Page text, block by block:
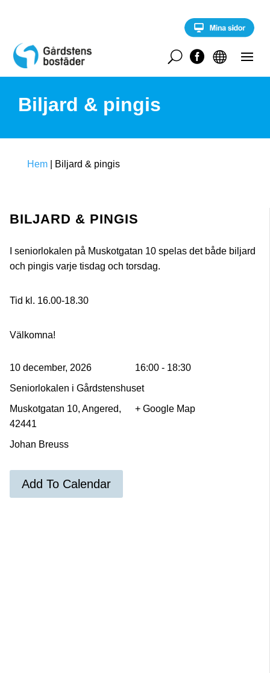
c
n


U
Biljard & pingis
Hem Biljard & pingis
BILJARD & PINGIS
I seniorlokalen på Muskotgatan 10 spelas det både biljard
och pingis varje tisdag och torsdag.
Tid kl. 16.00-18.30
Välkomna!
10 december, 2026
16:00 - 18:30
Seniorlokalen i Gårdstenshuset
Muskotgatan 10, Angered,
42441
+ Google Map
Johan Breuss
Add To Calendar